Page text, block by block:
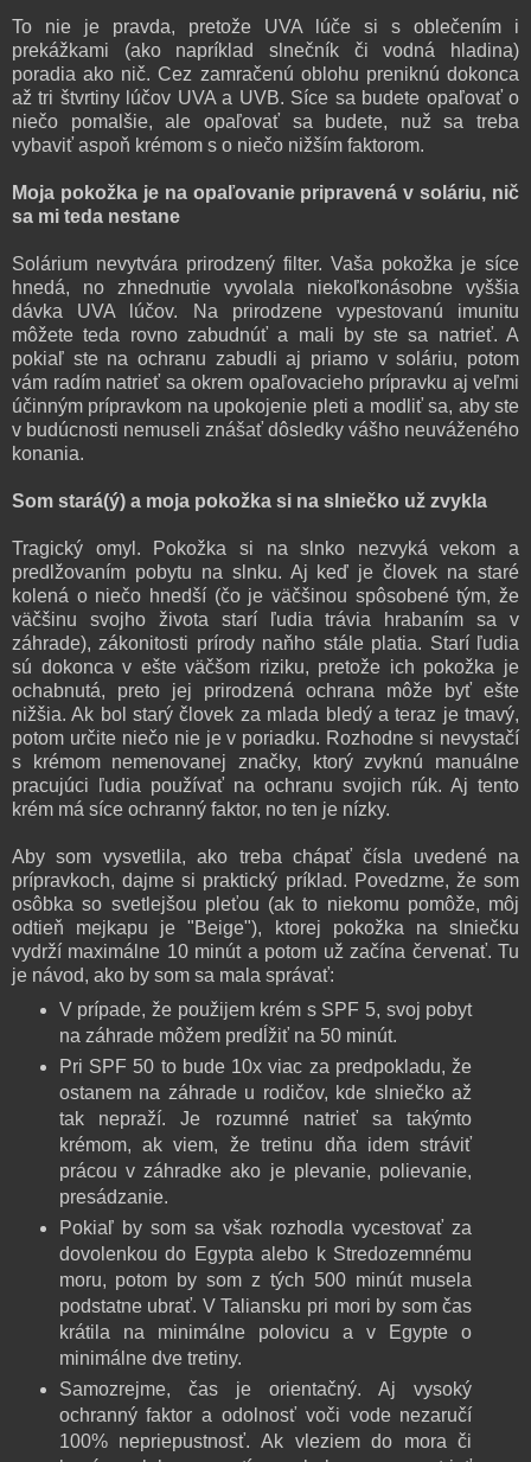
To nie je pravda, pretože UVA lúče si s oblečením i
prekážkami (ako napríklad slnečník či vodná hladina)
poradia ako nič. Cez zamračenú oblohu preniknú dokonca
až tri štvrtiny lúčov UVA a UVB. Síce sa budete opaľovať o
niečo pomalšie, ale opaľovať sa budete, nuž sa treba
vybaviť aspoň krémom s o niečo nižším faktorom.
Moja pokožka je na opaľovanie pripravená v soláriu, nič
sa mi teda nestane
Solárium nevytvára prirodzený filter. Vaša pokožka je síce
hnedá, no zhnednutie vyvolala niekoľkonásobne vyššia
dávka UVA lúčov. Na prirodzene vypestovanú imunitu
môžete teda rovno zabudnúť a mali by ste sa natrieť. A
pokiaľ ste na ochranu zabudli aj priamo v soláriu, potom
vám radím natrieť sa okrem opaľovacieho prípravku aj veľmi
účinným prípravkom na upokojenie pleti a modliť sa, aby ste
v budúcnosti nemuseli znášať dôsledky vášho neuváženého
konania.
Som stará(ý) a moja pokožka si na slniečko už zvykla
Tragický omyl. Pokožka si na slnko nezvyká vekom a
predlžovaním pobytu na slnku. Aj keď je človek na staré
kolená o niečo hnedší (čo je väčšinou spôsobené tým, že
väčšinu svojho života starí ľudia trávia hrabaním sa v
záhrade), zákonitosti prírody naňho stále platia. Starí ľudia
sú dokonca v ešte väčšom riziku, pretože ich pokožka je
ochabnutá, preto jej prirodzená ochrana môže byť ešte
nižšia. Ak bol starý človek za mlada bledý a teraz je tmavý,
potom určite niečo nie je v poriadku. Rozhodne si nevystačí
s krémom nemenovanej značky, ktorý zvyknú manuálne
pracujúci ľudia používať na ochranu svojich rúk. Aj tento
krém má síce ochranný faktor, no ten je nízky.
Aby som vysvetlila, ako treba chápať čísla uvedené na
prípravkoch, dajme si praktický príklad. Povedzme, že som
osôbka so svetlejšou pleťou (ak to niekomu pomôže, môj
odtieň mejkapu je "Beige"), ktorej pokožka na slniečku
vydrží maximálne 10 minút a potom už začína červenať. Tu
je návod, ako by som sa mala správať:
V prípade, že použijem krém s SPF 5, svoj pobyt
na záhrade môžem predĺžiť na 50 minút.
Pri SPF 50 to bude 10x viac za predpokladu, že
ostanem na záhrade u rodičov, kde slniečko až
tak nepraží. Je rozumné natrieť sa takýmto
krémom, ak viem, že tretinu dňa idem stráviť
prácou v záhradke ako je plevanie, polievanie,
presádzanie.
Pokiaľ by som sa však rozhodla vycestovať za
dovolenkou do Egypta alebo k Stredozemnému
moru, potom by som z tých 500 minút musela
podstatne ubrať. V Taliansku pri mori by som čas
krátila na minimálne polovicu a v Egypte o
minimálne dve tretiny.
Samozrejme, čas je orientačný. Aj vysoký
ochranný faktor a odolnosť voči vode nezaručí
100% nepriepustnosť. Ak vleziem do mora či